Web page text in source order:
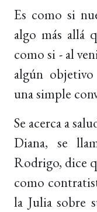
Es como si
algo más allá
como si - al
algún
una simple
Se acerca a
Diana, se
Rodrigo, dice
como
la Julia sobre